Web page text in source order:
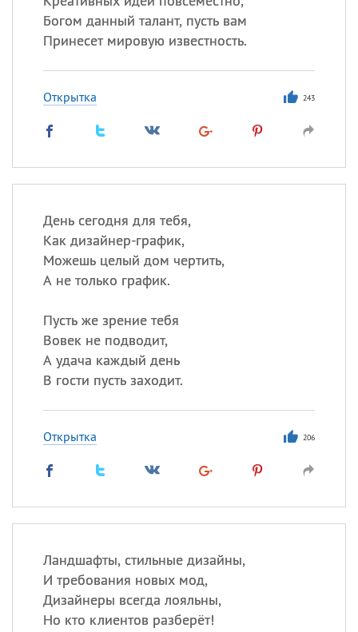
Богом данный талант, пусть вам
Принесет мировую известность.
Открытка 243
День сегодня для тебя,
Как дизайнер-график,
Можешь целый дом чертить,
А не только график.
Пусть же зрение тебя
Вовек не подводит,
А удача каждый день
В гости пусть заходит.
Открытка 206
Ландшафты, стильные дизайны,
И требования новых мод,
Дизайнеры всегда лояльны,
Но кто клиентов разберёт!